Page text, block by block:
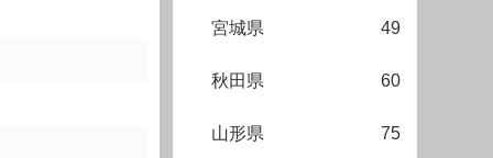
宮城県 49
秋田県 60
山形県 75